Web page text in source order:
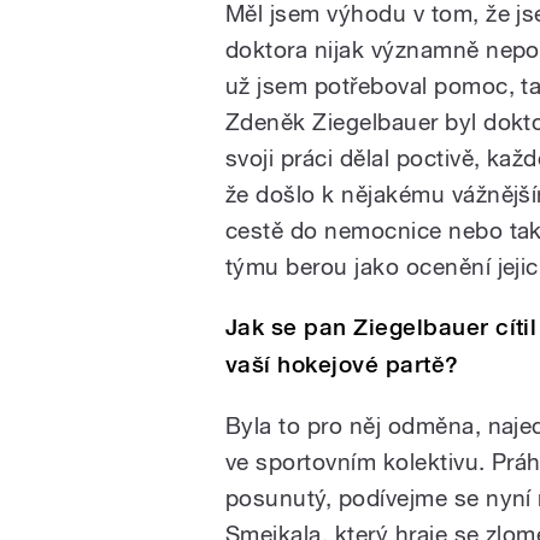
Měl jsem výhodu v tom, že
doktora nijak významně
už jsem potřeboval pomoc,
Zdeněk Ziegelbauer byl
svoji práci dělal poctivě,
že došlo k nějakému
cestě do nemocnice nebo
týmu berou jako ocenění
Jak se pan Ziegelbauer
vaší hokejové partě?
Byla to pro něj odměna,
ve sportovním kolektivu.
posunutý, podívejme se nyní
Smejkala, který hraje se